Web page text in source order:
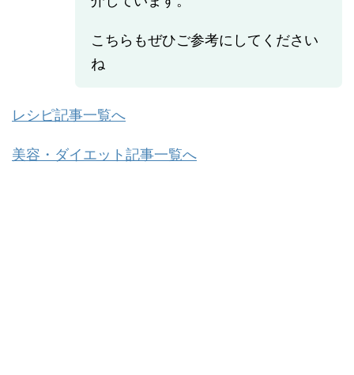
こちらもぜひご参考にしてください
ね
レシピ記事一覧へ
美容・ダイエット記事一覧へ